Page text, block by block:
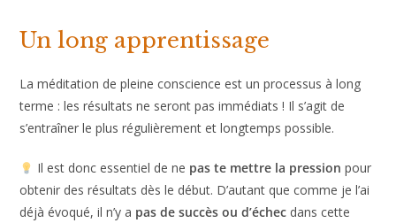
Un long apprentissage
terme : les résultats ne seront pas immédiats ! Il s’agit de
s’entraîner le plus régulièrement et longtemps possible.
obtenir des résultats dès le début. D’autant que comme je l’ai
déjà évoqué, il n’y apas de succès ou d’échecdans cette